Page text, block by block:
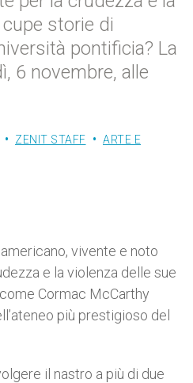
storie di
pontificia? La
6 novembre, alle
ZENIT STAFF
ARTE E
vivente e noto
e la violenza delle sue
Cormac McCarthy
più prestigioso del
il nastro a più di due